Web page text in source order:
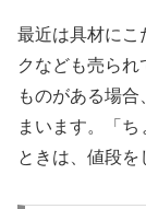
最近は具材にこ
クなども売ら
ものがある場
まいます。「
ときは、値段を